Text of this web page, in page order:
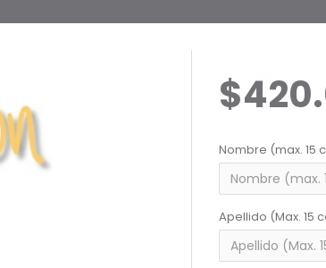
Nombre (max. 15
Apellido (Max. 15